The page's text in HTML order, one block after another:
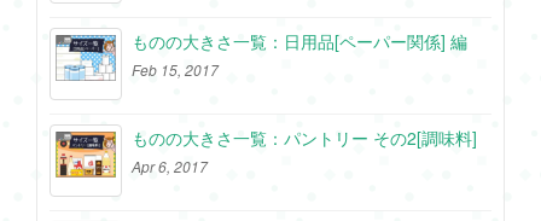
ものの大きさ一覧：日用品[ペーパー関係] 編
Feb 15, 2017
ものの大きさ一覧：パントリー その2[調味料]
Apr 6, 2017